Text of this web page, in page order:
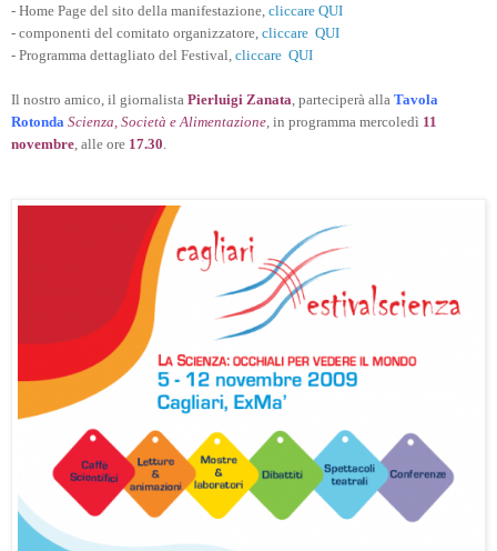
- Home Page del sito della manifestazione, cliccare QUI
- componenti del comitato organizzatore, cliccare QUI
- Programma dettagliato del Festival, cliccare QUI
Il nostro amico, il giornalista Pierluigi Zanata , parteciperà alla Tavola
Rotonda Scienza, Società e Alimentazione , in programma mercoledì 11
novembre , alle ore 17.30